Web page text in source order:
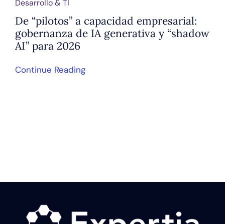
Desarrollo & TI
De “pilotos” a capacidad empresarial:
gobernanza de IA generativa y “shadow
AI” para 2026
Continue Reading